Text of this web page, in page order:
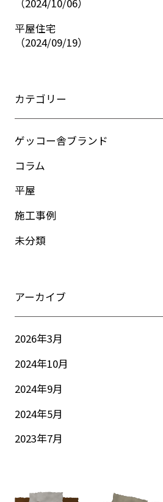
（2024/10/06）
平屋住宅
（2024/09/19）
カテゴリー
ゲッコー舎ブランド
コラム
平屋
施工事例
未分類
アーカイブ
2026年3月
2024年10月
2024年9月
2024年5月
2023年7月